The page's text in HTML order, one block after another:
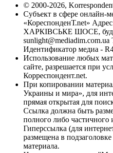
© 2000-2026,
Субъект в сфере онлайн-
«КореспонденТ.net»
ХАРКІВСЬКЕ ШОСЕ,
sunlight@mediadim.com.ua
Идентификатор медиа -
Использование любых
сайте, разрешается при
Корреспондент.net.
При копировании
Украины и мира», для
прямая открытая для
Ссылка должна быть
полного либо частичного
Гиперссылка (для
размещена в
материала.